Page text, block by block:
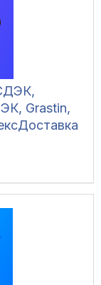
Grastin,